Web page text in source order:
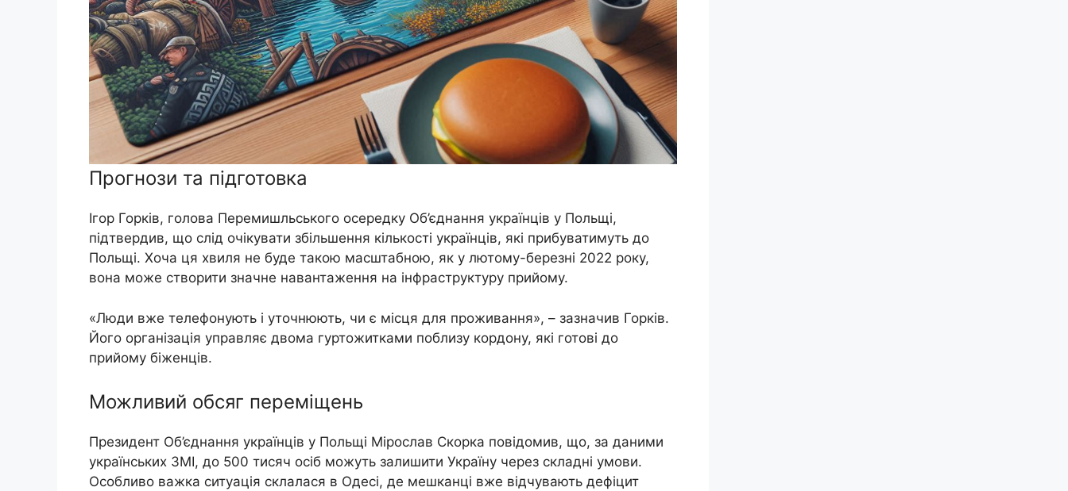
Прогнози та підготовка
Ігор Горків, голова Перемишльського осередку Об’єднання українців у Польщі,
підтвердив, що слід очікувати збільшення кількості українців, які прибуватимуть до
Польщі. Хоча ця хвиля не буде такою масштабною, як у лютому-березні 2022 року,
вона може створити значне навантаження на інфраструктуру прийому.
«Люди вже телефонують і уточнюють, чи є місця для проживання», – зазначив Горків.
Його організація управляє двома гуртожитками поблизу кордону, які готові до
прийому біженців.
Можливий обсяг переміщень
Президент Об’єднання українців у Польщі Мірослав Скорка повідомив, що, за даними
українських ЗМІ, до 500 тисяч осіб можуть залишити Україну через складні умови.
Особливо важка ситуація склалася в Одесі, де мешканці вже відчувають дефіцит